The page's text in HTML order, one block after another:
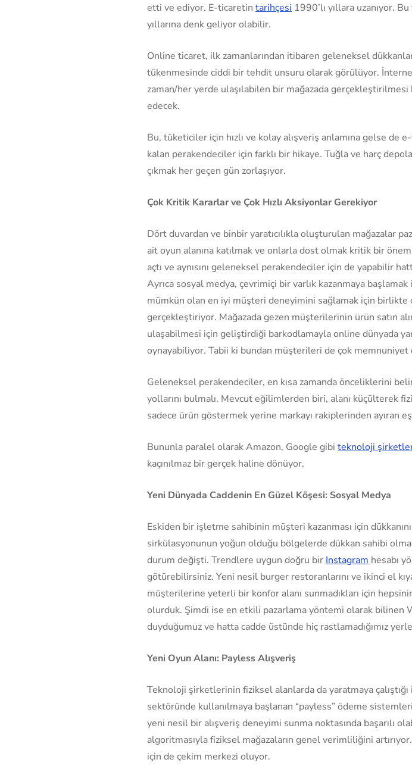
etti ve ediyor. E-ticaretin tarihçesi 1990’lı yıllara uzanıyor.
yıllarına denk geliyor olabilir.
Online ticaret, ilk zamanlarından itibaren geleneksel
tükenmesinde ciddi bir tehdit unsuru olarak görülüyor.
zaman/her yerde ulaşılabilen bir mağazada
edecek.
Bu, tüketiciler için hızlı ve kolay alışveriş anlamına gelse
kalan perakendeciler için farklı bir hikaye. Tuğla ve harç
çıkmak her geçen gün zorlaşıyor.
Çok Kritik Kararlar ve Çok Hızlı Aksiyonlar Gerekiyor
Dört duvardan ve binbir yaratıcılıkla oluşturulan mağazalar
ait oyun alanına katılmak ve onlarla dost olmak kritik bir
açtı ve aynısını geleneksel perakendeciler için de yapabilir
Ayrıca sosyal medya, çevrimiçi bir varlık kazanmaya
mümkün olan en iyi müşteri deneyimini sağlamak için
gerçekleştiriyor. Mağazada gezen müşterilerinin ürün satın
ulaşabilmesi için geliştirdiği barkodlamayla online dünyada
oynayabiliyor. Tabii ki bundan müşterileri de çok memnuniyet
Geleneksel perakendeciler, en kısa zamanda önceliklerini
yollarını bulmalı. Mevcut eğilimlerden biri, alanı küçülterek
sadece ürün göstermek yerine markayı rakiplerinden ayıran
Bununla paralel olarak Amazon, Google gibi teknoloji
kaçınılmaz bir gerçek haline dönüyor.
Yeni Dünyada Caddenin En Güzel Köşesi: Sosyal Medya
Eskiden bir işletme sahibinin müşteri kazanması için
sirkülasyonunun yoğun olduğu bölgelerde dükkan sahibi
durum değişti. Trendlere uygun doğru bir Instagram hesabı
götürebilirsiniz. Yeni nesil burger restoranlarını ve ikinci el
müşterilerine yeterli bir konfor alanı sunmadıkları için
olurduk. Şimdi ise en etkili pazarlama yöntemi olarak bilinen
duyduğumuz ve hatta cadde üstünde hiç rastlamadığımız
Yeni Oyun Alanı: Payless Alışveriş
Teknoloji şirketlerinin fiziksel alanlarda da yaratmaya
sektöründe kullanılmaya başlanan “payless” ödeme
yeni nesil bir alışveriş deneyimi sunma noktasında başarılı
algoritmasıyla fiziksel mağazaların genel verimliliğini
için de çekim merkezi oluyor.